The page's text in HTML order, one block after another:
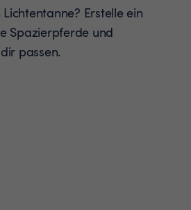
Erstelle ein
Spazierpferde und
passen.